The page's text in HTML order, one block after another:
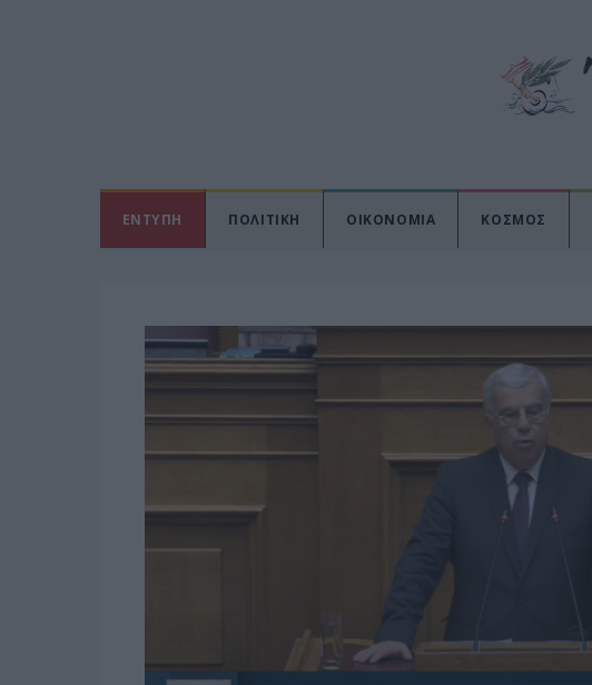
ΕΝΤΥΠΗ ΠΟΛΙΤΙΚΗ ΟΙΚΟΝΟΜΙΑ ΚΟΣΜΟΣ